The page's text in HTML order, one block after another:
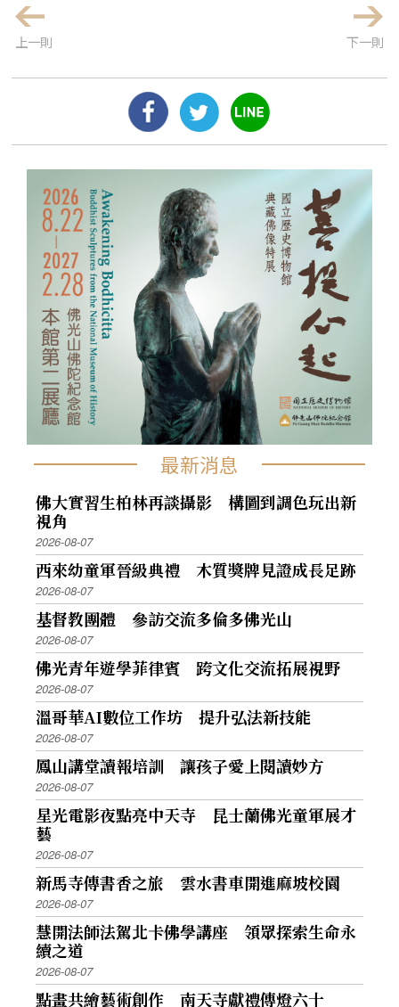
上一則 下一則
最新消息
佛大實習生柏林再談攝影 構圖到調色玩出新
視角
2026-08-07
西來幼童軍晉級典禮 木質獎牌見證成長足跡
2026-08-07
基督教團體 參訪交流多倫多佛光山
2026-08-07
佛光青年遊學菲律賓 跨文化交流拓展視野
2026-08-07
溫哥華AI數位工作坊 提升弘法新技能
2026-08-07
鳳山講堂讀報培訓 讓孩子愛上閱讀妙方
2026-08-07
星光電影夜點亮中天寺 昆士蘭佛光童軍展才
藝
2026-08-07
新馬寺傳書香之旅 雲水書車開進麻坡校園
2026-08-07
慧開法師法駕北卡佛學講座 領眾探索生命永
續之道
2026-08-07
點畫共繪藝術創作 南天寺獻禮傳燈六十